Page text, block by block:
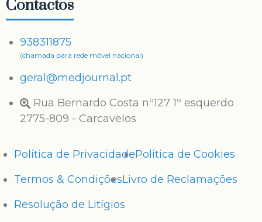
Contactos
938311875
(chamada para rede móvel nacional)
geral@medjournal.pt
Rua Bernardo Costa nº127 1º esquerdo
2775-809 - Carcavelos
Política de PrivacidadePolítica de Cookies
Termos & CondiçõesLivro de Reclamações
Resolução de Litígios